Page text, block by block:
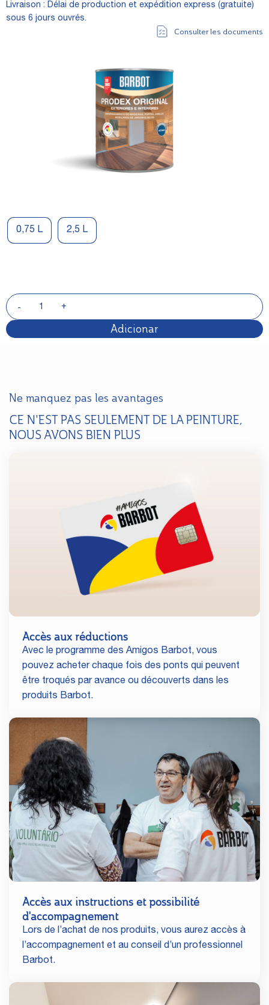
Livraison : Délai de production et expédition express (gratuite)
sous 6 jours ouvrés.
Consulter les documents
0,75 L 2,5 L
Adicionar
Ne manquez pas les avantages
CE N'EST PAS SEULEMENT DE LA PEINTURE,
NOUS AVONS BIEN PLUS
Accès aux réductions
Avec le programme des Amigos Barbot, vous
pouvez acheter chaque fois des ponts qui peuvent
être troqués par avance ou découverts dans les
produits Barbot.
Accès aux instructions et possibilité
d'accompagnement
Lors de l’achat de nos produits, vous aurez accès à
l’accompagnement et au conseil d’un professionnel
Barbot.